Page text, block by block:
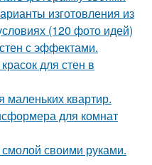
изготовления из
(120 фото идей)
с эффектами.
для стен в
квартир.
для комнат
своими руками.